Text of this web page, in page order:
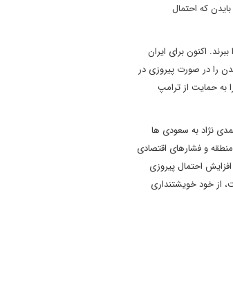
که احتمال
اکنون برای ایران
را در صورت پیروزی در
به حمایت از ترامپ
نژاد به سعودی ها
و فشارهای اقتصادی
احتمال پیروزی
از خود خویشتنداری